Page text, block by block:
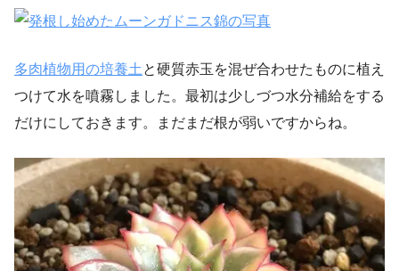
多肉植物用の培養土 と硬質赤玉を混ぜ合わせたものに植え
つけて水を噴霧しました。最初は少しづつ水分補給をする
だけにしておきます。まだまだ根が弱いですからね。